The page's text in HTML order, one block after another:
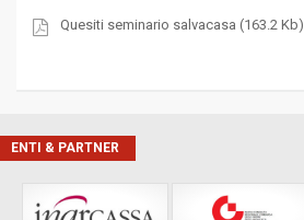
Quesiti seminario salvacasa (163.2 Kb)
ENTI & PARTNER